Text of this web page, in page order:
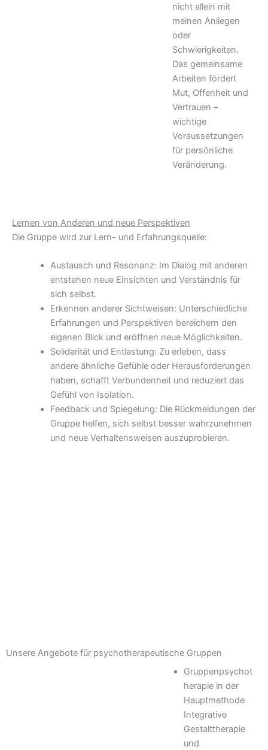
nicht allein mit
meinen Anliegen
oder
Schwierigkeiten.
Das gemeinsame
Arbeiten fördert
Mut, Offenheit und
Vertrauen –
wichtige
Voraussetzungen
für persönliche
Veränderung.
Lernen von Anderen und neue Perspektiven
Die Gruppe wird zur Lern- und Erfahrungsquelle:
Austausch und Resonanz: Im Dialog mit anderen
entstehen neue Einsichten und Verständnis für
sich selbst.
Erkennen anderer Sichtweisen: Unterschiedliche
Erfahrungen und Perspektiven bereichern den
eigenen Blick und eröffnen neue Möglichkeiten.
Solidarität und Entlastung: Zu erleben, dass
andere ähnliche Gefühle oder Herausforderungen
haben, schafft Verbundenheit und reduziert das
Gefühl von Isolation.
Feedback und Spiegelung: Die Rückmeldungen der
Gruppe helfen, sich selbst besser wahrzunehmen
und neue Verhaltensweisen auszuprobieren.
Unsere Angebote für psychotherapeutische Gruppen
Gruppenpsychot
herapie in der
Hauptmethode
Integrative
Gestalttherapie
und